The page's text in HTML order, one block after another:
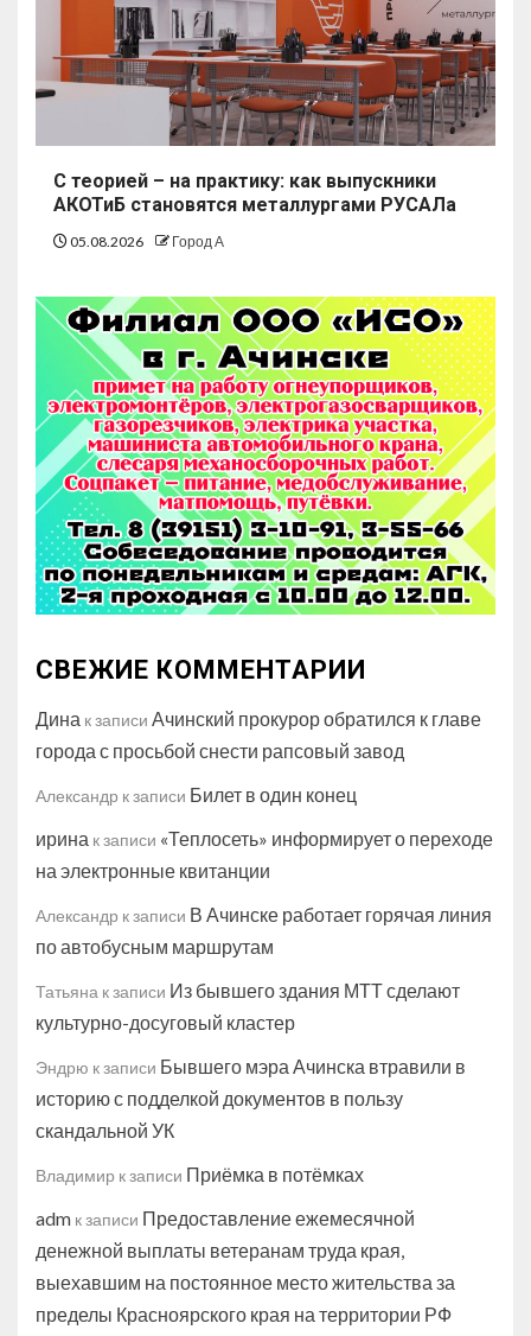
С теорией – на практику: как выпускники
АКОТиБ становятся металлургами РУСАЛа
05.08.2026 Город А
СВЕЖИЕ КОММЕНТАРИИ
Дина к записи Ачинский прокурор обратился к главе
города с просьбой снести рапсовый завод
Александр к записи Билет в один конец
ирина к записи «Теплосеть» информирует о переходе
на электронные квитанции
Александр к записи В Ачинске работает горячая линия
по автобусным маршрутам
Татьяна к записи Из бывшего здания МТТ сделают
культурно-досуговый кластер
Эндрю к записи Бывшего мэра Ачинска втравили в
историю с подделкой документов в пользу
скандальной УК
Владимир к записи Приёмка в потёмках
adm к записи Предоставление ежемесячной
денежной выплаты ветеранам труда края,
выехавшим на постоянное место жительства за
пределы Красноярского края на территории РФ